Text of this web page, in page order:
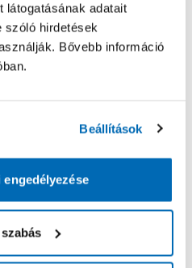
látogatásának adatait
szóló hirdetések
Bővebb információ
Beállítások